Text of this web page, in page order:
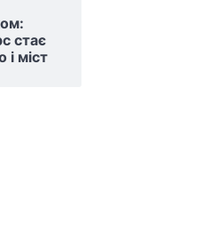
стає
і міст